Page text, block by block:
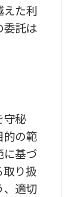
えた利
委託は
守秘
的の範
に基づ
取り扱
、適切